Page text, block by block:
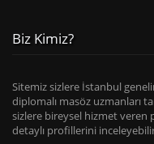
Biz Kimiz?
Sitemiz sizlere İstanbul
diplomalı masöz uzmanları
sizlere bireysel hizmet
detaylı profillerini